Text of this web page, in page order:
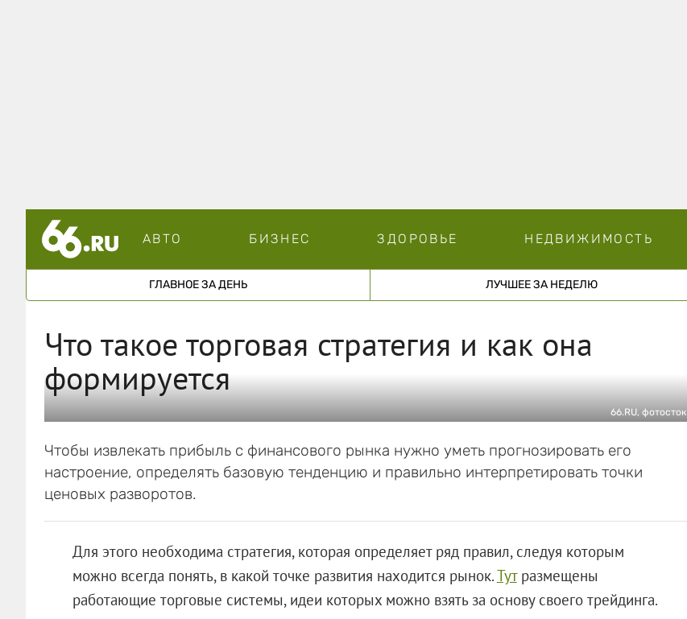
АВТО БИЗНЕС ЗДОРОВЬЕ НЕДВИЖИМОСТЬ
ГЛАВНОЕ ЗА ДЕНЬ ЛУЧШЕЕ ЗА НЕДЕЛЮ
Что такое торговая стратегия и как она
формируется
66.RU, фотосток
Чтобы извлекать прибыль с финансового рынка нужно уметь прогнозировать его
настроение, определять базовую тенденцию и правильно интерпретировать точки
ценовых разворотов.
Для этого необходима стратегия, которая определяет ряд правил, следуя которым
можно всегда понять, в какой точке развития находится рынок.Тутразмещены
работающие торговые системы, идеи которых можно взять за основу своего трейдинга.